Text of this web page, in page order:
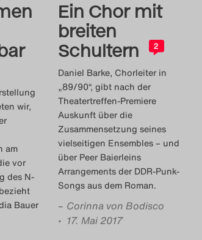
wir,
am
vor
des N-
Bauer
Ein Chor mit
breiten
Schultern
2
Daniel Barke, Chorleiter in
„89/90“, gibt nach der
Theatertreffen-Premiere
Auskunft über die
Zusammensetzung seines
vielseitigen Ensembles – und
über Peer Baierleins
Arrangements der DDR-Punk-
Songs aus dem Roman.
– Corinna von Bodisco
• 17. Mai 2017